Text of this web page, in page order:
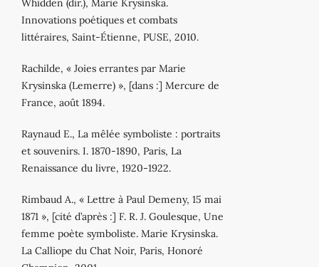
Whidden (dir.), Marie Krysinska.
Innovations poétiques et combats
littéraires, Saint‐Étienne, PUSE, 2010.
Rachilde, « Joies errantes par Marie
Krysinska (Lemerre) », [dans :] Mercure de
France, août 1894.
Raynaud E., La mêlée symboliste : portraits
et souvenirs. I. 1870‐1890, Paris, La
Renaissance du livre, 1920‐1922.
Rimbaud A., « Lettre à Paul Demeny, 15 mai
1871 », [cité d’après :] F. R. J. Goulesque, Une
femme poète symboliste. Marie Krysinska.
La Calliope du Chat Noir, Paris, Honoré